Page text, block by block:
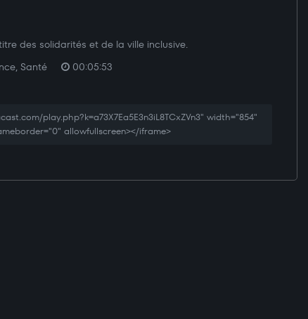
des solidarités et de la ville inclusive.
Santé
00:05:53
play.php?k=a73X7Ea5E3n3iL8TCxZVn3" width="854"
allowfullscreen></iframe>